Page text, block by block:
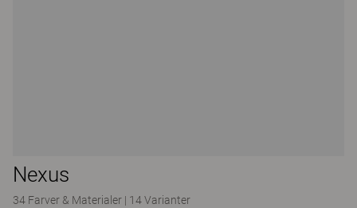
Nexus
34 Farver & Materialer | 14 Varianter